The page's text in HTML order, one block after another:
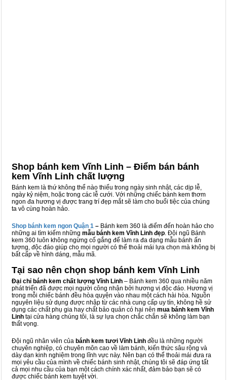
Shop bánh kem Vĩnh Linh – Điểm bán bánh
kem Vĩnh Linh chất lượng
Bánh kem là thứ không thể nào thiếu trong ngày sinh nhật, các dịp lễ,
ngày kỷ niệm, hoặc trong các lễ cưới. Với những chiếc bánh kem thơm
ngon đa hương vị được trang trí đẹp mắt sẽ làm cho buổi tiệc của chúng
ta vô cùng hoàn hảo.
Shop bánh kem ngon Quận 1 – Bánh kem 360 là điểm đến hoàn hảo cho
những ai tìm kiếm những mẫu bánh kem Vĩnh Linh đẹp. Đội ngũ Bánh
kem 360 luôn không ngừng cố gắng để làm ra đa dạng mẫu bánh ấn
tượng, độc đáo giúp cho mọi người có thể thoải mái lựa chọn mà không bị
bất cấp về hình dáng, mẫu mã.
Tại sao nên chọn shop bánh kem Vĩnh Linh
Đại chỉ bánh kem chất lượng Vĩnh Linh – Bánh kem 360 qua nhiều năm
phát triển đã được mọi người công nhận bởi hương vị độc đáo. Hương vị
trong mỗi chiếc bánh đều hòa quyện vào nhau một cách hài hòa. Nguồn
nguyên liệu sử dụng được nhập từ các nhà cung cấp uy tín, không hề sử
dụng các chất phụ gia hay chất bảo quản có hại nên mua bánh kem Vĩnh
Linh tại cửa hàng chúng tôi, là sự lựa chọn chắc chắn sẽ không làm bạn
thất vọng.
Đội ngũ nhân viên của bánh kem tươi Vĩnh Linh đều là những người
chuyên nghiệp, có chuyên môn cao về làm bánh, kiến thức sâu rộng và
dày dạn kinh nghiệm trong lĩnh vực này. Nên bạn có thể thoải mái đưa ra
mọi yêu cầu của mình về chiếc bánh sinh nhật, chúng tôi sẽ đáp ứng tất
cả mọi nhu cầu của bạn một cách chính xác nhất, đảm bảo bạn sẽ có
được chiếc bánh kem tuyệt vời.